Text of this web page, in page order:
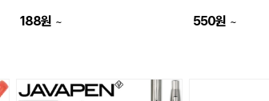
188원 ~ 550원 ~